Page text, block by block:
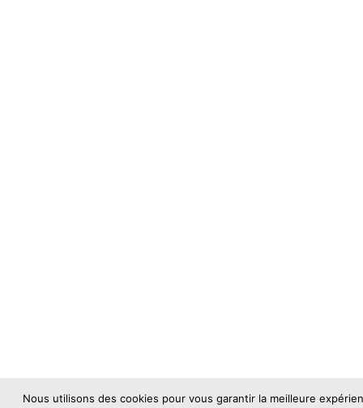
Nous utilisons des cookies pour vous garantir la meilleure